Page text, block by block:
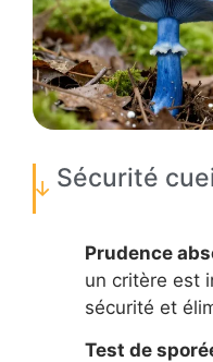
Sécurité
Prudence
un critère est
sécurité et
Test de